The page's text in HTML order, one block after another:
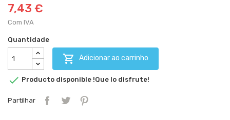
7,43 €
Com IVA
Quantidade
 Adicionar ao carrinho
 Producto disponible !Que lo disfrute!
Partilhar